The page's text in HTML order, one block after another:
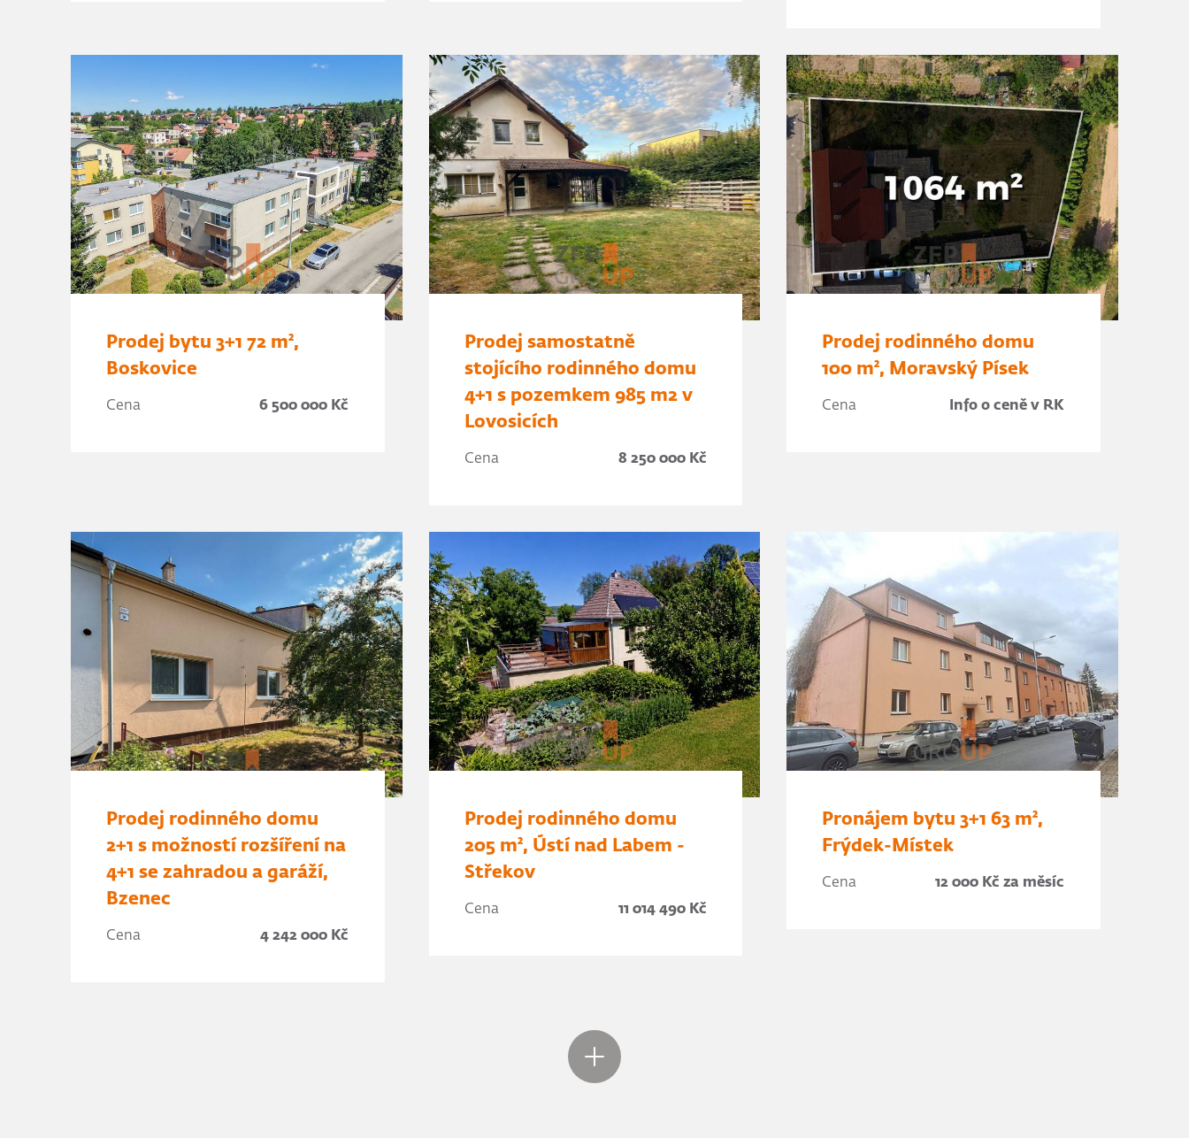
Prodej bytu 3+1 72 m²,
Boskovice
Cena 6 500 000 Kč
Prodej samostatně
stojícího rodinného domu
4+1 s pozemkem 985 m2 v
Lovosicích
Cena 8 250 000 Kč
Prodej rodinného domu
100 m², Moravský Písek
Cena Info o ceně v RK
Prodej rodinného domu
2+1 s možností rozšíření na
4+1 se zahradou a garáží,
Bzenec
Cena 4 242 000 Kč
Prodej rodinného domu
205 m², Ústí nad Labem -
Střekov
Cena 11 014 490 Kč
Pronájem bytu 3+1 63 m²,
Frýdek-Místek
Cena 12 000 Kč za měsíc